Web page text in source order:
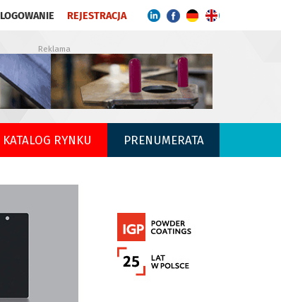
LOGOWANIE REJESTRACJA
Reklama
KATALOG RYNKU PRENUMERATA